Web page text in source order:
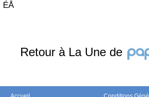
ÉÅ
Retour à La Une de